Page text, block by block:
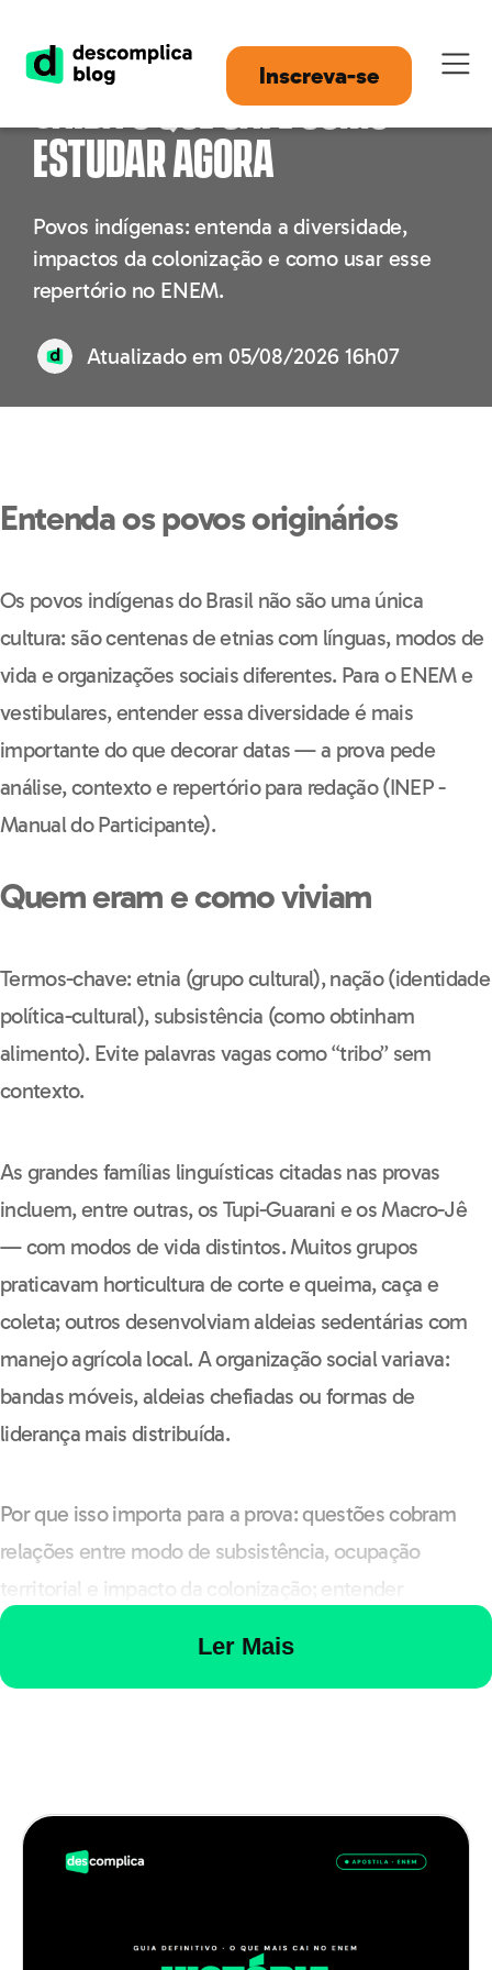
Inscreva-se
Povos indígenas no ENEM:
saiba o que cai e como
estudar agora
Povos indígenas: entenda a diversidade,
impactos da colonização e como usar esse
repertório no ENEM.
Atualizado em 05/08/2026 16h07
Entenda os povos originários
Os povos indígenas do Brasil não são uma única
cultura: são centenas de etnias com línguas, modos de
vida e organizações sociais diferentes. Para o ENEM e
vestibulares, entender essa diversidade é mais
importante do que decorar datas — a prova pede
análise, contexto e repertório para redação (INEP -
Manual do Participante).
Quem eram e como viviam
Termos-chave: etnia (grupo cultural), nação (identidade
política-cultural), subsistência (como obtinham
alimento). Evite palavras vagas como “tribo” sem
contexto.
As grandes famílias linguísticas citadas nas provas
incluem, entre outras, os Tupi-Guarani e os Macro-Jê
— com modos de vida distintos. Muitos grupos
praticavam horticultura de corte e queima, caça e
coleta; outros desenvolviam aldeias sedentárias com
manejo agrícola local. A organização social variava:
bandas móveis, aldeias chefiadas ou formas de
liderança mais distribuída.
Por que isso importa para a prova: questões cobram
relações entre modo de subsistência, ocupação
territorial e impacto da colonização; entender
exemplos, como Tupinambás na costa e grupos macro-
A chegada dos europeus trouxe doenças, violência,
Ler Mais